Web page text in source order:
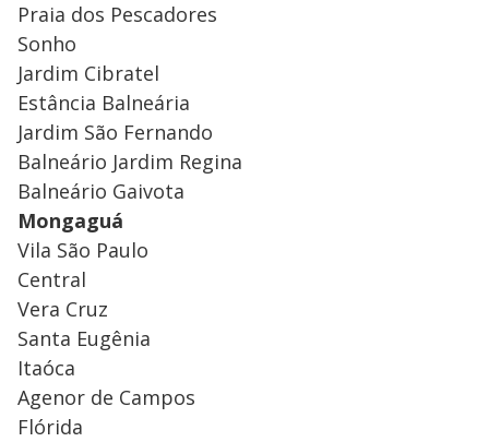
Praia dos Pescadores
Sonho
Jardim Cibratel
Estância Balneária
Jardim São Fernando
Balneário Jardim Regina
Balneário Gaivota
Mongaguá
Vila São Paulo
Central
Vera Cruz
Santa Eugênia
Itaóca
Agenor de Campos
Flórida